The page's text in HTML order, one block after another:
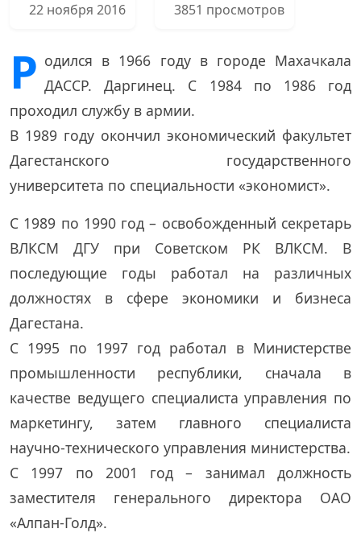
22 ноября 2016 3851 просмотров
Р одился в 1966 году в городе Махачкала
ДАССР. Даргинец. С 1984 по 1986 год
проходил службу в армии.
В 1989 году окончил экономический факультет
Дагестанского государственного
университета по специальности «экономист».
С 1989 по 1990 год – освобожденный секретарь
ВЛКСМ ДГУ при Советском РК ВЛКСМ. В
последующие годы работал на различных
должностях в сфере экономики и бизнеса
Дагестана.
С 1995 по 1997 год работал в Министерстве
промышленности республики, сначала в
качестве ведущего специалиста управления по
маркетингу, затем главного специалиста
научно-технического управления министерства.
С 1997 по 2001 год – занимал должность
заместителя генерального директора ОАО
«Алпан-Голд».